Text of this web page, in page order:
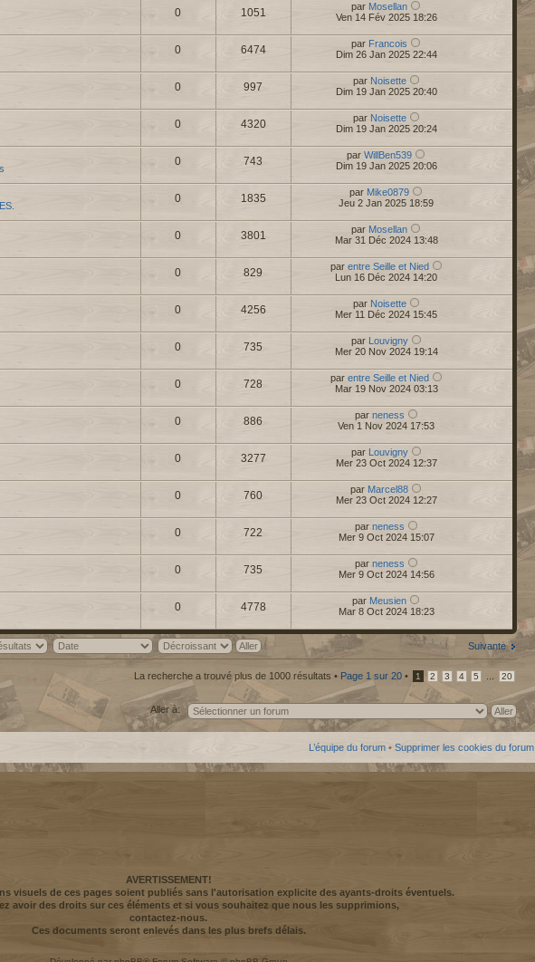
0 1051 par Mosellan
Ven 14 Fév 2025 18:26
0 6474 par Francois
Dim 26 Jan 2025 22:44
0 997 par Noisette
Dim 19 Jan 2025 20:40
0 4320 par Noisette
Dim 19 Jan 2025 20:24
0 743 parWillBen539
Dim 19 Jan 2025 20:06
0 1835 par Mike0879
Jeu 2 Jan 2025 18:59
0 3801 par Mosellan
Mar 31 Déc 2024 13:48
0 829 par entre Seille et Nied
Lun 16 Déc 2024 14:20
0 4256 par Noisette
Mer 11 Déc 2024 15:45
0 735 par Louvigny
Mer 20 Nov 2024 19:14
0 728 par entre Seille et Nied
Mar 19 Nov 2024 03:13
0 886 par neness
Ven 1 Nov 2024 17:53
0 3277 par Louvigny
Mer 23 Oct 2024 12:37
0 760 par Marcel88
Mer 23 Oct 2024 12:27
0 722 par neness
Mer 9 Oct 2024 15:07
0 735 par neness
Mer 9 Oct 2024 14:56
0 4778 par Meusien
Mar 8 Oct 2024 18:23
Suivante
La recherche a trouvé plus de 1000 résultats • Page 1 sur 20• 1 2 3 4 5 20
Aller à:
L’équipe du forum • Supprimer les cookies du forum
AVERTISSEMENT!
visuels de ces pages soient publiés sans l'autorisation explicite des ayants-droits éventuels.
avoir des droits sur ces éléments et si vous souhaitez que nous les supprimions,
contactez-nous.
Ces documents seront enlevés dans les plus brefs délais.